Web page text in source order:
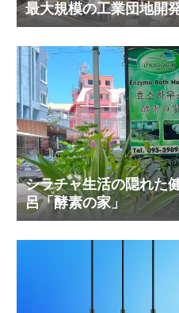
最大規模の工業団地開
ポレーションの工業団
シラチャ生活の隠れた
呂「酵素の家」